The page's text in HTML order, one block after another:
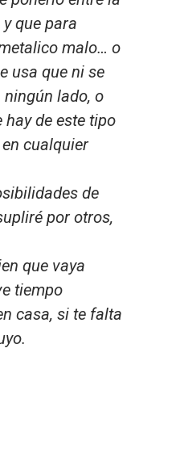
que para
malo… o
usa que ni se
lado, o
de este tipo
cualquier
de
por otros,
que vaya
tiempo
casa, si te falta